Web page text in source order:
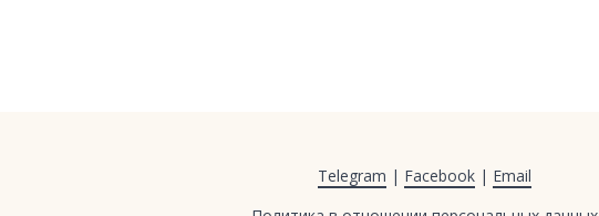
Telegram | Facebook| Email